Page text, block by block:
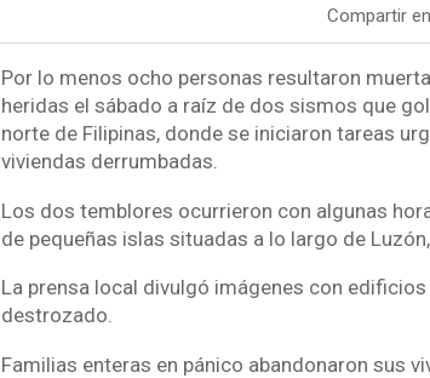
Compartir
Por lo menos ocho personas resultaron
heridas el sábado a raíz de dos sismos que
norte de Filipinas, donde se iniciaron tareas
viviendas derrumbadas.
Los dos temblores ocurrieron con algunas
de pequeñas islas situadas a lo largo de
La prensa local divulgó imágenes con
destrozado.
Familias enteras en pánico abandonaron sus